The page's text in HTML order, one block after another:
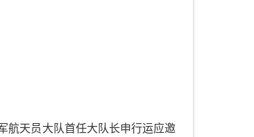
航天员大队首任大队长申行运应邀